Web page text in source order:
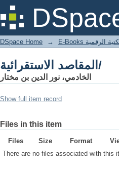
DSpace Home → الرقمية
المقاصد الاستقرائية/
الخادمي، نور الدين بن مختار
Show full item record
Files in this item
Files Size Format
There are no files associated with this